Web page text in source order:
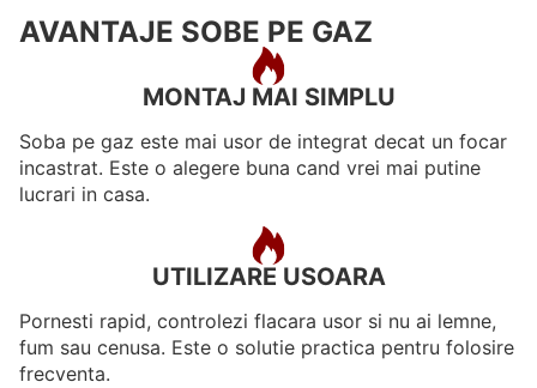
AVANTAJE SOBE PE GAZ
MONTAJ MAI SIMPLU
Soba pe gaz este mai usor de integrat decat un focar
incastrat. Este o alegere buna cand vrei mai putine
lucrari in casa.
UTILIZARE USOARA
Pornesti rapid, controlezi flacara usor si nu ai lemne,
fum sau cenusa. Este o solutie practica pentru folosire
frecventa.